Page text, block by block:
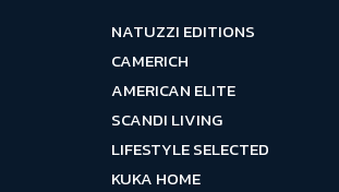
NATUZZI EDITIONS
CAMERICH
AMERICAN ELITE
SCANDI LIVING
LIFESTYLE SELECTED
KUKA HOME